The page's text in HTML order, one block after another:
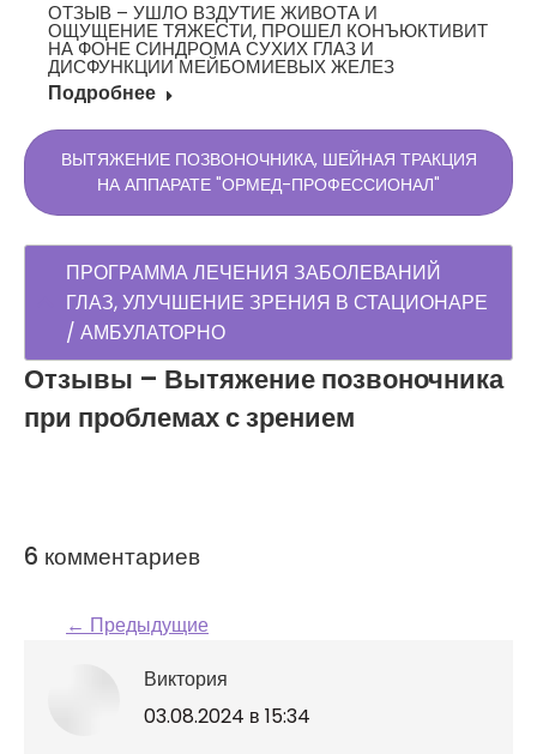
ОТЗЫВ – УШЛО ВЗДУТИЕ ЖИВОТА И
ОЩУЩЕНИЕ ТЯЖЕСТИ, ПРОШЕЛ КОНЪЮКТИВИТ
НА ФОНЕ СИНДРОМА СУХИХ ГЛАЗ И
ДИСФУНКЦИИ МЕЙБОМИЕВЫХ ЖЕЛЕЗ
Подробнее
ВЫТЯЖЕНИЕ ПОЗВОНОЧНИКА, ШЕЙНАЯ ТРАКЦИЯ
НА АППАРАТЕ "ОРМЕД-ПРОФЕССИОНАЛ"
ПРОГРАММА ЛЕЧЕНИЯ ЗАБОЛЕВАНИЙ
ГЛАЗ, УЛУЧШЕНИЕ ЗРЕНИЯ В СТАЦИОНАРЕ
/ АМБУЛАТОРНО
Отзывы – Вытяжение позвоночника
при проблемах с зрением
6 комментариев
Навигация по
комментариям
← Предыдущие
Виктория
говорит:
03.08.2024 в 15:34